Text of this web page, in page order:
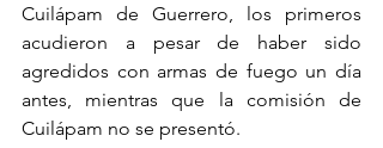
Cuilápam de Guerrero, los primeros
acudieron a pesar de haber sido
agredidos con armas de fuego un día
antes, mientras que la comisión de
Cuilápam no se presentó.